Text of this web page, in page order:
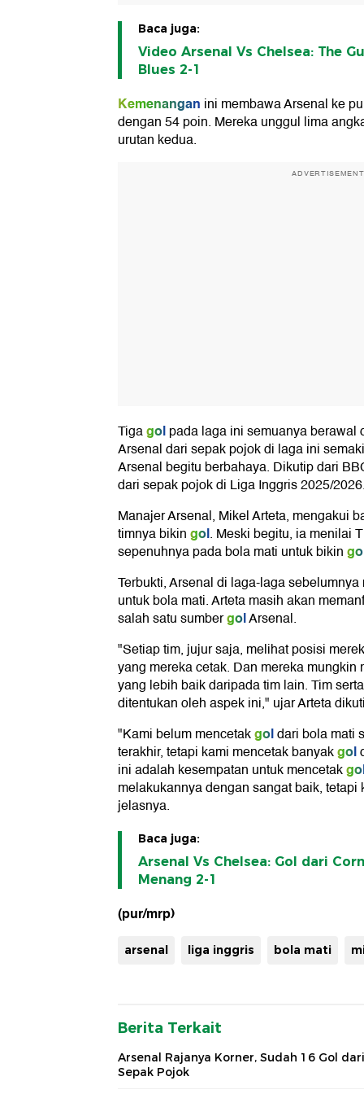
Baca juga:
Video Arsenal Vs Chelsea: The
Blues 2-1
Kemenangan ini membawa Arsenal ke
dengan 54 poin. Mereka unggul lima
urutan kedua.
ADVERTISEMENT
Tigagolpada laga ini semuanya berawal
Arsenal dari sepak pojok di laga ini
Arsenal begitu berbahaya. Dikutip dari
dari sepak pojok di Liga Inggris 2025/2026.
Manajer Arsenal, Mikel Arteta, mengakui
timnya bikingol. Meski begitu, ia menilai
sepenuhnya pada bola mati untuk bikin
Terbukti, Arsenal di laga-laga
untuk bola mati. Arteta masih akan
salah satu sumbergolArsenal.
"Setiap tim, jujur saja, melihat posisi
yang mereka cetak. Dan mereka
yang lebih baik daripada tim lain. Tim serta
ditentukan oleh aspek ini," ujar Arteta
"Kami belum mencetakgoldari bola mati
terakhir, tetapi kami mencetak banyakgol
ini adalah kesempatan untuk mencetak
melakukannya dengan sangat baik,
jelasnya.
Baca juga:
Arsenal Vs Chelsea: Gol dari
Menang 2-1
(pur/mrp)
arsenal liga inggris bola mati
Berita Terkait
Arsenal Rajanya Korner, Sudah 16 Gol dari
Sepak Pojok